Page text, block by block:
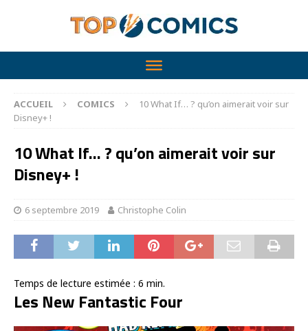
ACCUEIL COMICS
10 What If… ? qu’on aimerait voir sur
Disney+ !
10 What If… ? qu’on aimerait voir sur
Disney+ !
6 septembre 2019 Christophe Colin
Temps de lecture estimée : 6 min.
Les New Fantastic Four